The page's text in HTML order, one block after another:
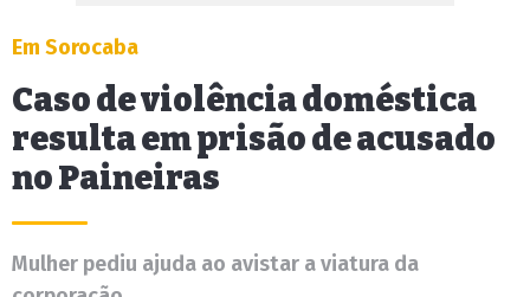
Em Sorocaba
Caso de violência doméstica
resulta em prisão de acusado
no Paineiras
Mulher pediu ajuda ao avistar a viatura da